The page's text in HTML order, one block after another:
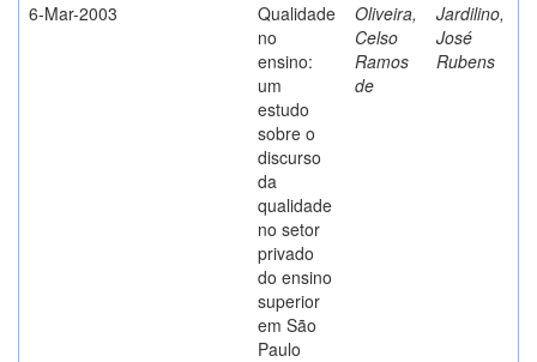
6-Mar-2003
Qualidade
no
ensino:
um
estudo
sobre o
discurso
da
qualidade
no setor
privado
do ensino
superior
em São
Paulo
Oliveira,
Celso
Ramos
de
Jardilino,
José
Rubens